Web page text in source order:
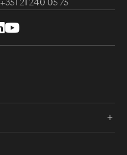
+351 21 240 05 75